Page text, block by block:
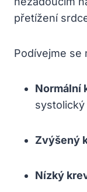
přetížení
Podívejme se
Normální
Zvýšený
Nízký